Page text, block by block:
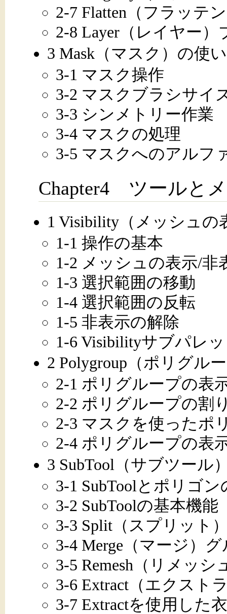
2-7 Flatten（フラッテ
2-8 Layer（レイヤー）
3 Mask（マスク）の使
3-1 マスク操作
3-2 マスクブラシサイ
3-3 シンメトリー作業
3-4 マスクの処理
3-5 マスクへのアルフ
Chapter4 ツールと
1 Visibility（メッシュの
1-1 操作の基本
1-2 メッシュの表示/非
1-3 選択範囲の移動
1-4 選択範囲の反転
1-5 非表示の解除
1-6 Visibilityサブパレ
2 Polygroup（ポリグル
2-1 ポリグループの表
2-2 ポリグループの割
2-3 マスクを使ったポ
2-4 ポリグループの表
3 SubTool（サブツール
3-1 SubToolとポリゴン
3-2 SubToolの基本機能
3-3 Split（スプリット
3-4 Merge（マージ）
3-5 Remesh（リメッシ
3-6 Extract（エクスト
3-7 Extractを使用した